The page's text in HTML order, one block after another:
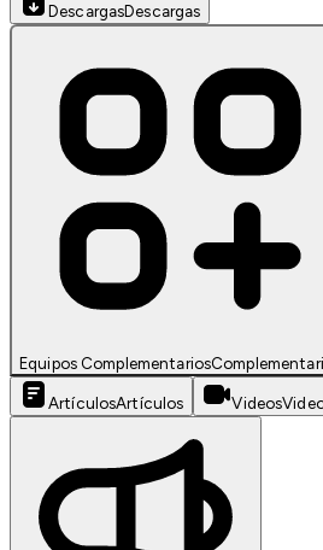
DescargasDescargas
Equipos Complementarios
ArtículosArtículos Videos